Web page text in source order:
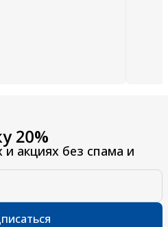
20%
и акциях без спама и